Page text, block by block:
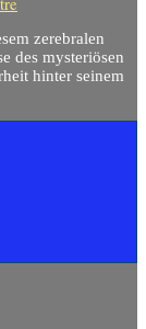
zerebralen
des mysteriösen
hinter seinem